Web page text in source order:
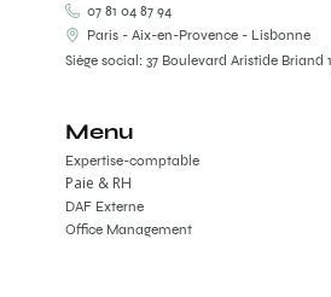
07 81 04 87 94
Paris - Aix-en-Provence - Lisbonne
Siège social: 37 Boulevard Aristide Briand
Menu
Expertise-comptable
DAF Externe
Office Management
Paie & RH